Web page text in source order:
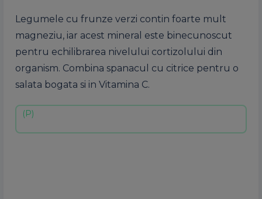
Legumele cu frunze verzi contin foarte mult
magneziu, iar acest mineral este binecunoscut
pentru echilibrarea nivelului cortizolului din
organism. Combina spanacul cu citrice pentru o
salata bogata si in Vitamina C.